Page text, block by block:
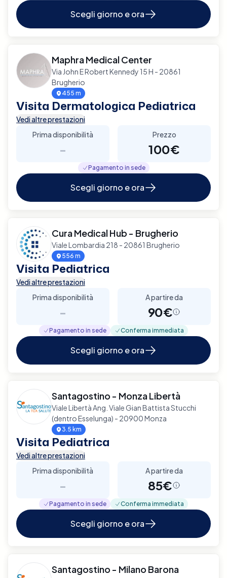
Scegli giorno e ora
Maphra Medical Center
Via John E Robert Kennedy 15 H - 20861
Brugherio
455 m
Visita Dermatologica Pediatrica
Vedi altre prestazioni
Prima disponibilità
-
Prezzo
100€
Pagamento in sede
Scegli giorno e ora
Cura Medical Hub - Brugherio
Viale Lombardia 218 - 20861 Brugherio
556 m
Visita Pediatrica
Vedi altre prestazioni
Prima disponibilità
-
A partire da
90€
Pagamento in sede Conferma immediata
Scegli giorno e ora
Santagostino - Monza Libertà
Viale Libertà Ang. Viale Gian Battista Stucchi
(dentro Esselunga) - 20900 Monza
3.5 km
Visita Pediatrica
Vedi altre prestazioni
Prima disponibilità
-
A partire da
85€
Pagamento in sede Conferma immediata
Scegli giorno e ora
Santagostino - Milano Barona